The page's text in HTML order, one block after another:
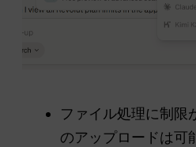
ファイル処理に制限
のアップロードは可